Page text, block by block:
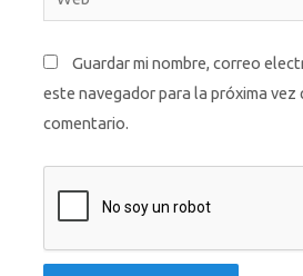
Guardar mi nombre, correo
este navegador para la próxima vez
comentario.